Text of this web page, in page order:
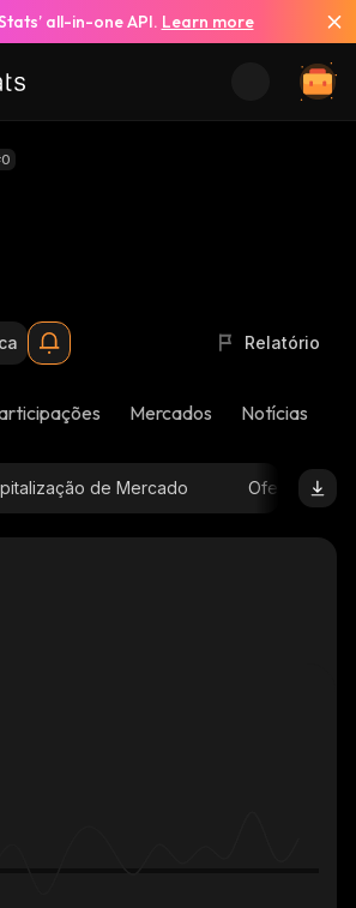
all-in-one API. Learn more
Relatório
Mercados Notícias
de Mercado Oferta